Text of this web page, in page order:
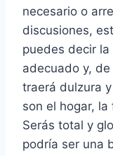
necesario o
discusiones,
puedes decir
adecuado y,
traerá dulzura
son el hogar,
Serás total y
podría ser una